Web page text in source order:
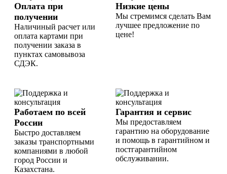
Оплата при
получении
Наличиный расчет или
оплата картами при
получении заказа в
пунктах самовывоза
СДЭК.
Низкие цены
Мы стремимся сделать Вам
лучшее предложение по
цене!
Работаем по всей
России
Быстро доставляем
заказы транспортными
компаниями в любой
город России и
Казахстана.
Гарантия и сервис
Мы предоставляем
гарантию на оборудование
и помощь в гарантийном и
постгарантийном
обслуживании.